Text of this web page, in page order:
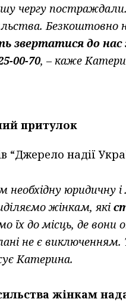
чергу
Безкоштовно
звертатися до нас
00-70, – каже
притулок
“Джерело надії
юридичну
жінкам, які
їх до місць, де
не є
Катерина.
жінкам